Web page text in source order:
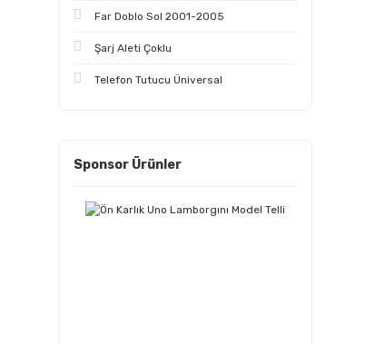
Far Doblo Sol 2001-2005
Şarj Aleti Çoklu
Telefon Tutucu Üniversal
Sponsor Ürünler